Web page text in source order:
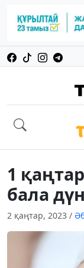
1
бала
2 қаңтар, 2023 /